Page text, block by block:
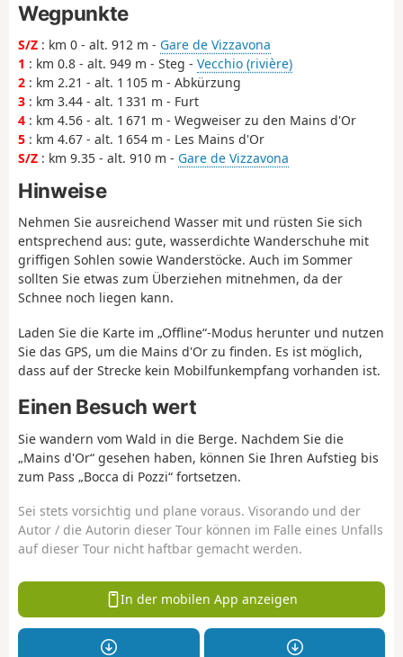
Wegpunkte
S/Z : km 0 - alt. 912 m - Gare de Vizzavona
1 : km 0.8 - alt. 949 m - Steg - Vecchio (rivière)
2 : km 2.21 - alt. 1 105 m - Abkürzung
3 : km 3.44 - alt. 1 331 m - Furt
4 : km 4.56 - alt. 1 671 m - Wegweiser zu den Mains d'Or
5 : km 4.67 - alt. 1 654 m - Les Mains d'Or
S/Z : km 9.35 - alt. 910 m - Gare de Vizzavona
Hinweise
Nehmen Sie ausreichend Wasser mit und rüsten Sie sich
entsprechend aus: gute, wasserdichte Wanderschuhe mit
griffigen Sohlen sowie Wanderstöcke. Auch im Sommer
sollten Sie etwas zum Überziehen mitnehmen, da der
Schnee noch liegen kann.
Laden Sie die Karte im „Offline“-Modus herunter und nutzen
Sie das GPS, um die Mains d'Or zu finden. Es ist möglich,
dass auf der Strecke kein Mobilfunkempfang vorhanden ist.
Einen Besuch wert
Sie wandern vom Wald in die Berge. Nachdem Sie die
„Mains d'Or“ gesehen haben, können Sie Ihren Aufstieg bis
zum Pass „Bocca di Pozzi“ fortsetzen.
Sei stets vorsichtig und plane voraus. Visorando und der
Autor / die Autorin dieser Tour können im Falle eines Unfalls
auf dieser Tour nicht haftbar gemacht werden.
In der mobilen App anzeigen